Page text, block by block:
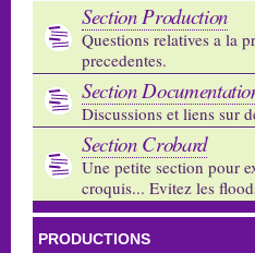
Section Production
Questions relatives a la
precedentes.
Section
Discussions et liens sur
Section Crobard
Une petite section pour
croquis... Evitez les
PRODUCTIONS